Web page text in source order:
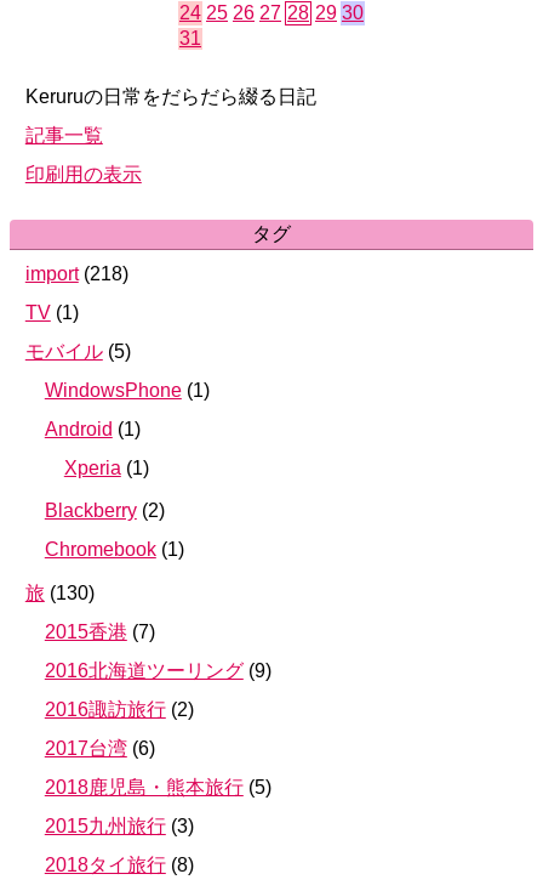
24 25 26 27 28 29 30
31
Keruruの日常をだらだら綴る日記
記事一覧
印刷用の表示
タグ
import (218)
TV (1)
モバイル (5)
WindowsPhone (1)
Android (1)
Xperia (1)
Blackberry (2)
Chromebook (1)
旅 (130)
2015香港 (7)
2016北海道ツーリング (9)
2016諏訪旅行 (2)
2017台湾 (6)
2018鹿児島・熊本旅行 (5)
2015九州旅行 (3)
2018タイ旅行 (8)